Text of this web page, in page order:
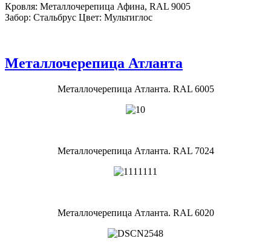
Кровля: Металлочерепица Афина, RAL 9005
Забор: Стальбрус Цвет: Мультиглос
Металлочерепица Атланта
Металлочерепица Атланта. RAL 6005
Металлочерепица Атланта. RAL 7024
Металлочерепица Атланта. RAL 6020